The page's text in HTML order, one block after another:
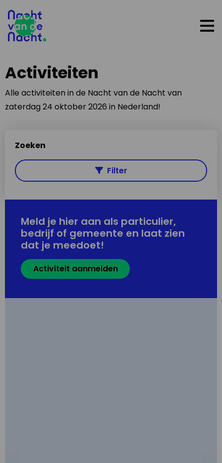
Activiteiten
Alle activiteiten in de Nacht van de Nacht van
zaterdag 24 oktober 2026 in Nederland!
Zoeken
Filter
Meld je hier aan als particulier,
bedrijf of gemeente en laat zien
dat je meedoet!
Activiteit aanmelden